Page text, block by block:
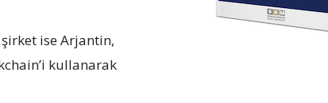
ise Arjantin,
kullanarak